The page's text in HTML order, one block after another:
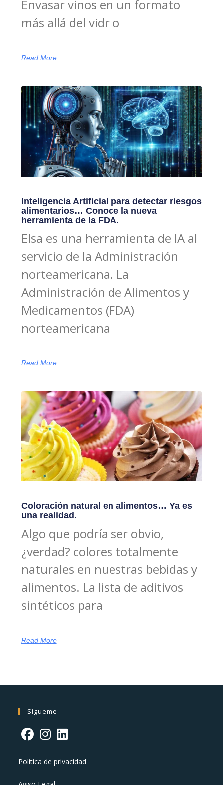
Envasar vinos en un formato
más allá del vidrio
Read More
Inteligencia Artificial para detectar riesgos
alimentarios… Conoce la nueva
herramienta de la FDA.
Elsa es una herramienta de IA al
servicio de la Administración
norteamericana. La
Administración de Alimentos y
Medicamentos (FDA)
norteamericana
Read More
Coloración natural en alimentos… Ya es
una realidad.
Algo que podría ser obvio,
¿verdad? colores totalmente
naturales en nuestras bebidas y
alimentos. La lista de aditivos
sintéticos para
Read More
Sígueme
Política de privacidad